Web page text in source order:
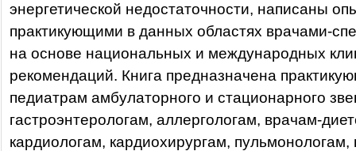
энергетической недостаточности, написаны
практикующими в данных областях врачами-
на основе национальных и международных
рекомендаций. Книга предназначена
педиатрам амбулаторного и стационарного
гастроэнтерологам, аллергологам, врачам-
кардиологам, кардиохирургам,